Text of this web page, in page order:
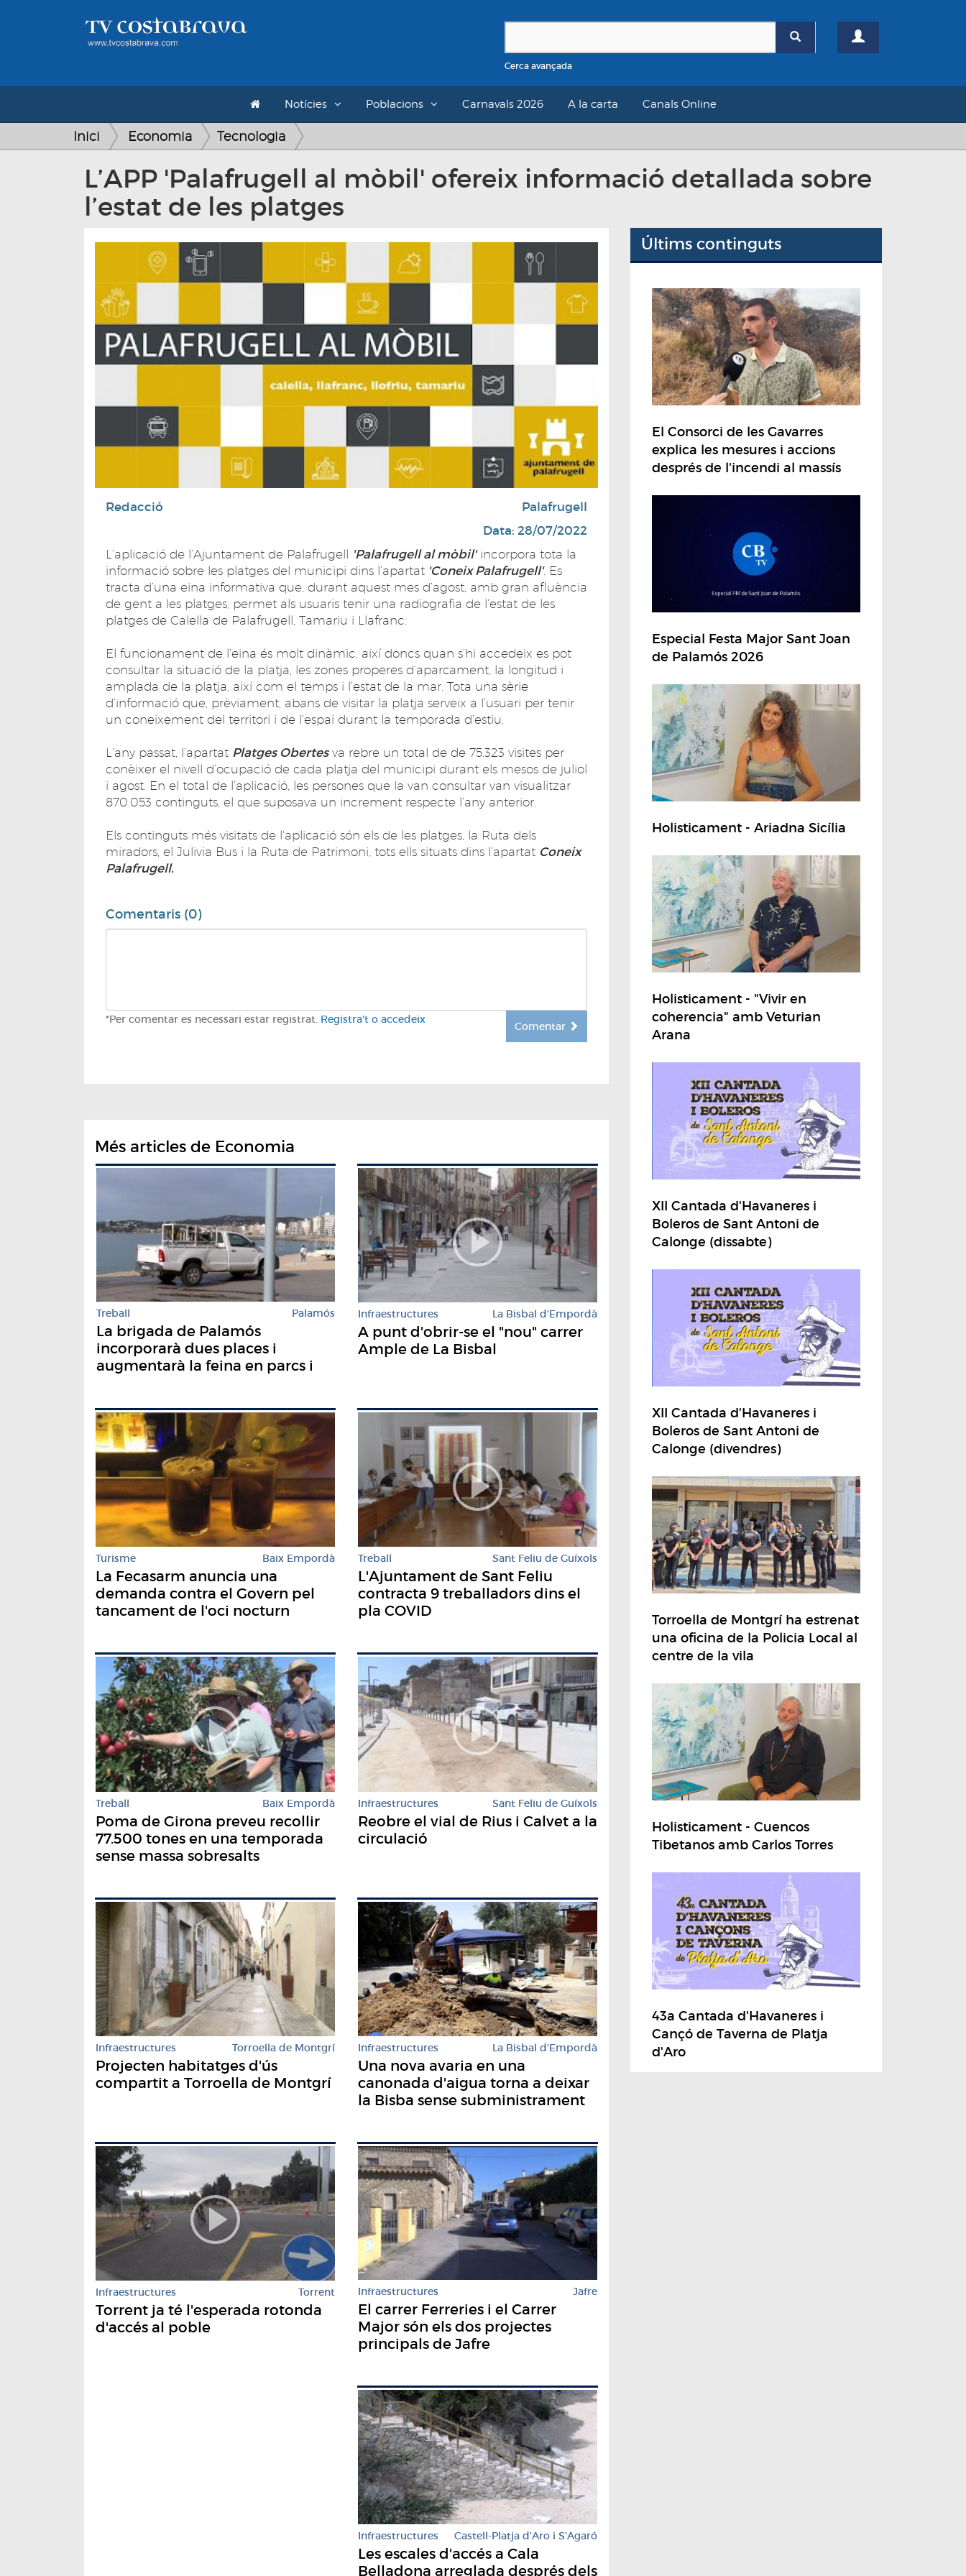
Cerca avançada
Notícies Poblacions Carnavals 2026 A la carta Canals Online
Inici Economia Tecnologia
L’APP 'Palafrugell al mòbil' ofereix informació detallada sobre
l’estat de les platges
Redacció
Palafrugell
Data: 28/07/2022
L’aplicació de l’Ajuntament de Palafrugell 'Palafrugell al mòbil'incorpora tota la
informació sobre les platges del municipi dins l’apartat 'Coneix Palafrugell'. Es
tracta d’una eina informativa que, durant aquest mes d’agost, amb gran afluència
de gent a les platges, permet als usuaris tenir una radiografia de l’estat de les
platges de Calella de Palafrugell, Tamariu i Llafranc.
El funcionament de l’eina és molt dinàmic, així doncs quan s’hi accedeix es pot
consultar la situació de la platja, les zones properes d’aparcament, la longitud i
amplada de la platja, així com el temps i l’estat de la mar. Tota una sèrie
d’informació que, prèviament, abans de visitar la platja serveix a l’usuari per tenir
un coneixement del territori i de l’espai durant la temporada d’estiu.
L’any passat, l’apartat Platges Obertesva rebre un total de de 75.323 visites per
conèixer el nivell d’ocupació de cada platja del municipi durant els mesos de juliol
i agost. En el total de l’aplicació, les persones que la van consultar van visualitzar
870.053 continguts, el que suposava un increment respecte l’any anterior.
Els continguts més visitats de l'aplicació són els de les platges, la Ruta dels
miradors, el Julivia Bus i la Ruta de Patrimoni, tots ells situats dins l’apartat Coneix
Palafrugell.
Comentaris (0)
*Per comentar es necessari estar registrat. Registra't o accedeix
Comentar
Més articles de Economia
Treball Palamós
La brigada de Palamós
incorporarà dues places i
augmentarà la feina en parcs i
Infraestructures La Bisbal d'Empordà
A punt d'obrir-se el "nou" carrer
Ample de La Bisbal
Turisme Baix Empordà
La Fecasarm anuncia una
demanda contra el Govern pel
tancament de l'oci nocturn
Treball Sant Feliu de Guíxols
L'Ajuntament de Sant Feliu
contracta 9 treballadors dins el
pla COVID
Treball Baix Empordà
Poma de Girona preveu recollir
77.500 tones en una temporada
sense massa sobresalts
Infraestructures Sant Feliu de Guíxols
Reobre el vial de Rius i Calvet a la
circulació
Infraestructures Torroella de Montgrí
Projecten habitatges d'ús
compartit a Torroella de Montgrí
Infraestructures La Bisbal d'Empordà
Una nova avaria en una
canonada d'aigua torna a deixar
la Bisba sense subministrament
Infraestructures Torrent
Torrent ja té l'esperada rotonda
d'accés al poble
Infraestructures Jafre
El carrer Ferreries i el Carrer
Major són els dos projectes
principals de Jafre
Infraestructures Castell-Platja d'Aro i S'Agaró
Les escales d'accés a Cala
Belladona arreglada després dels
Últims continguts
El Consorci de les Gavarres
explica les mesures i accions
després de l'incendi al massís
Especial Festa Major Sant Joan
de Palamós 2026
Holisticament - Ariadna Sicília
Holisticament - "Vivir en
coherencia" amb Veturian
Arana
XII Cantada d'Havaneres i
Boleros de Sant Antoni de
Calonge (dissabte)
XII Cantada d'Havaneres i
Boleros de Sant Antoni de
Calonge (divendres)
Torroella de Montgrí ha estrenat
una oficina de la Policia Local al
centre de la vila
Holisticament - Cuencos
Tibetanos amb Carlos Torres
43a Cantada d'Havaneres i
Cançó de Taverna de Platja
d'Aro